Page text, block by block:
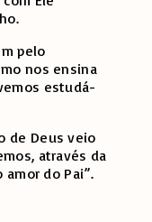
pelo
nos ensina
estudá-
de Deus veio
através da
do Pai”.